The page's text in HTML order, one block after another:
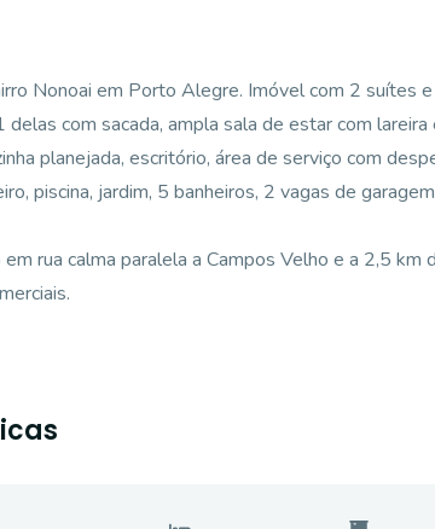
Nonoai em Porto Alegre. Imóvel com 2 suítes
delas com sacada, ampla sala de estar com
planejada, escritório, área de serviço com
piscina, jardim, 5 banheiros, 2 vagas de
rua calma paralela a Campos Velho e a 2,5 km